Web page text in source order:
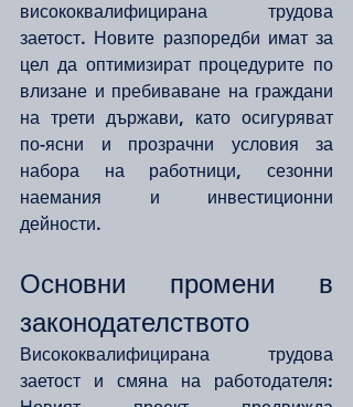
висококвалифицирана трудова
заетост. Новите разпоредби имат за
цел да оптимизират процедурите по
влизане и пребиваване на граждани
на трети държави, като осигуряват
по-ясни и прозрачни условия за
набора на работници, сезонни
наемания и инвестиционни
дейности.
Основни промени в
законодателството
Висококвалифицирана трудова
заетост и смяна на работодателя: